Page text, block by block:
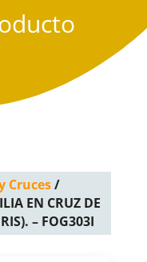
Cruces/
EN CRUZ DE
– FOG303I